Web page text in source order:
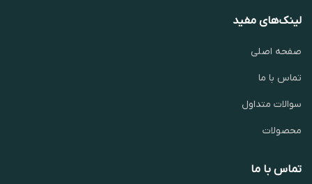
لینک‌های مفید
صفحه اصلی
تماس با ما
سوالات متداول
محصولات
تماس با ما